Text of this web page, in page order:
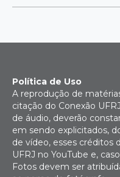
Política de Uso
A reprodução de
citação do Conexão
de áudio, deverão
em sendo explicitados,
de vídeo, esses créditos
UFRJ no YouTube e,
Fotos devem ser